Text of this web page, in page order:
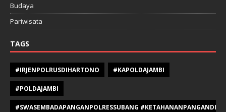
Budaya
Pariwisata
TAGS
#IRJENPOLRUSDIHARTONO #KAPOLDAJAMBI
#POLDAJAMBI
#SWASEMBADAPANGANPOLRESSUBANG